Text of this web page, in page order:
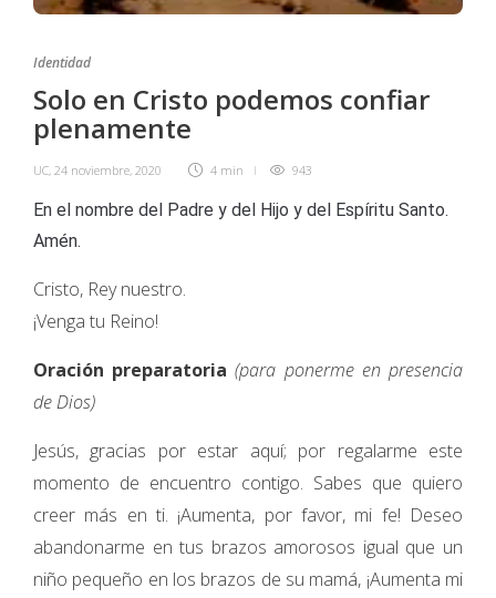
Identidad
Solo en Cristo podemos confiar
plenamente
UC, 24 noviembre, 2020 4 min 943
En el nombre del Padre y del Hijo y del Espíritu Santo.
Amén.
Cristo, Rey nuestro.
¡Venga tu Reino!
Oración preparatoria (para ponerme en presencia
de Dios)
Jesús, gracias por estar aquí; por regalarme este
momento de encuentro contigo. Sabes que quiero
creer más en ti. ¡Aumenta, por favor, mi fe! Deseo
abandonarme en tus brazos amorosos igual que un
niño pequeño en los brazos de su mamá, ¡Aumenta mi